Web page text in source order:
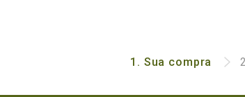
1. Sua compra